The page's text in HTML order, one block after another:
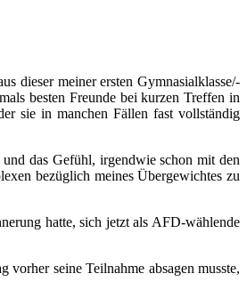
dieser meiner ersten Gymnasialklasse/-
besten Freunde bei kurzen Treffen in
sie in manchen Fällen fast vollständig
das Gefühl, irgendwie schon mit den
bezüglich meines Übergewichtes zu
hatte, sich jetzt als AFD-wählende
seine Teilnahme absagen musste,